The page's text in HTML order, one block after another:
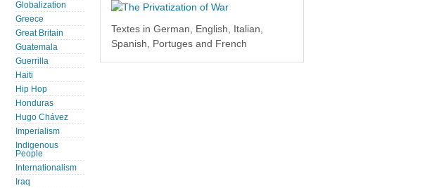
Globalization
Greece
Great Britain
Guatemala
Guerrilla
Haiti
Hip Hop
Honduras
Hugo Chávez
Imperialism
Indigenous
People
Internationalism
Iraq
Textes in German, English, Italian,
Spanish, Portuges and French